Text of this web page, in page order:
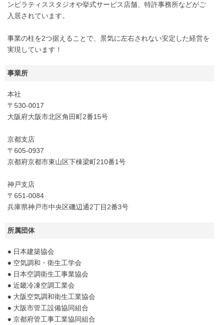
ンピラティススタジオや挙式サービス店舗、特許事務所などがご
入居されています。
事業の柱を2つ据えることで、景気に左右されない安定した経営を
実現しています！
事業所
本社
〒530-0017
大阪府大阪市北区角田町2番15号
京都支店
〒605-0937
京都府京都市東山区下棟梁町210番1号
神戸支店
〒651-0084
兵庫県神戸市中央区磯辺通2丁目2番3号
所属団体
● 日本建築協会
● 空気調和・衛生工学会
● 日本空調衛生工事業協会
● 近畿冷凍空調工業会
● 大阪空気調和衛生工業協会
● 大阪市管工設備協同組合
● 京都府管工事工業協同組合